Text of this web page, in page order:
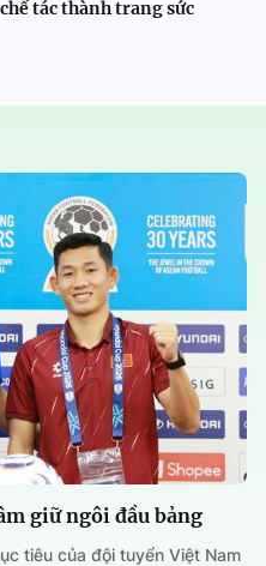
tác thành trang sức
giữ ngôi đầu bảng
tiêu của đội tuyển Việt Nam